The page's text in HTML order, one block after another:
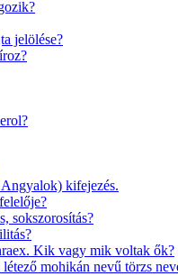
jelölése?
kifejezés.
sokszorosítás?
Kik vagy mik voltak ők?
mohikán nevű törzs